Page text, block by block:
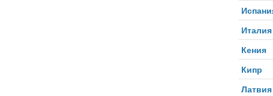
Италия
Кения
Кипр
Латвия